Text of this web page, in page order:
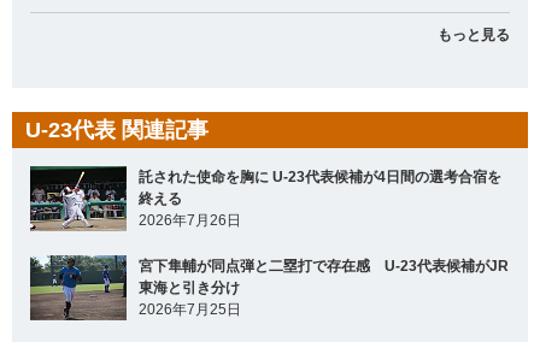
もっと見る
U-23代表 関連記事
託された使命を胸に U-23代表候補が4日間の選考合宿を
終える
2026年7月26日
宮下隼輔が同点弾と二塁打で存在感 U-23代表候補がJR
東海と引き分け
2026年7月25日